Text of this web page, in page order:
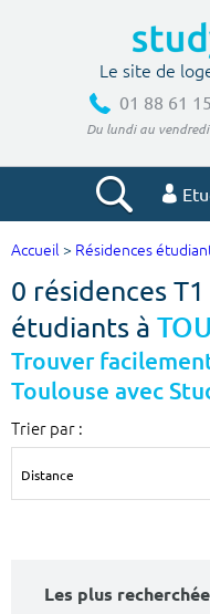
Le site de
01 88 61
Du lundi au
Ville, école
Accueil > Résidences
0 résidences
étudiants à
Trouver
Toulouse avec
Trier par :
Les plus